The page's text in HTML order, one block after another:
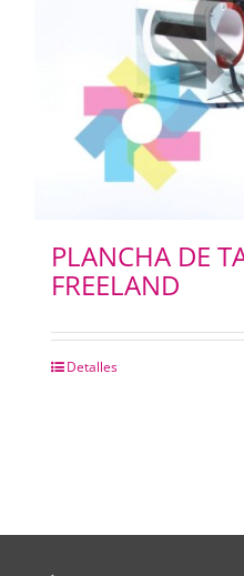
PLANCHA DE
FREELAND
Detalles